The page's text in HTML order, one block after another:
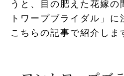
先輩カップル実例
うと、目の肥えた花嫁の
トワープブライダル」
こちらの記事で紹介しま